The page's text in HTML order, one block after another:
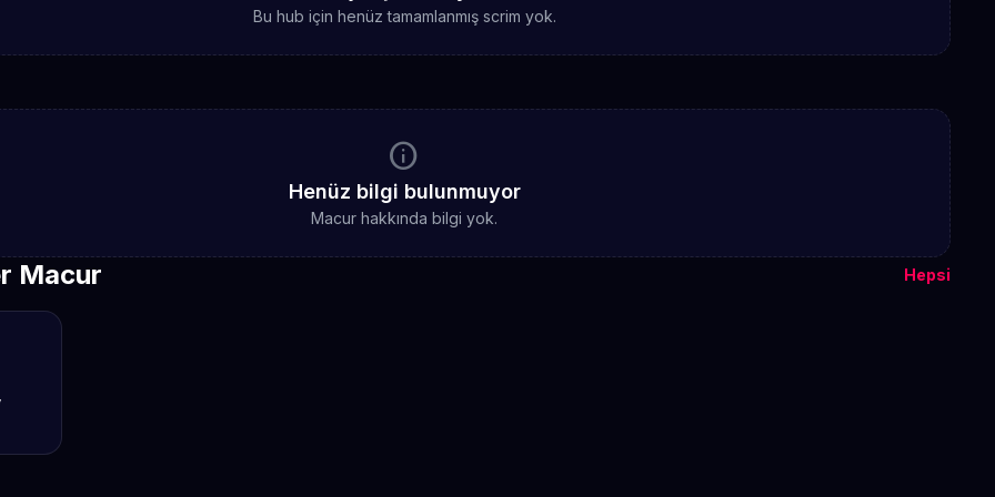
Bu hub için henüz tamamlanmış scrim yok.
info
Henüz bilgi bulunmuyor
Macur hakkında bilgi yok.
Macur Hepsi